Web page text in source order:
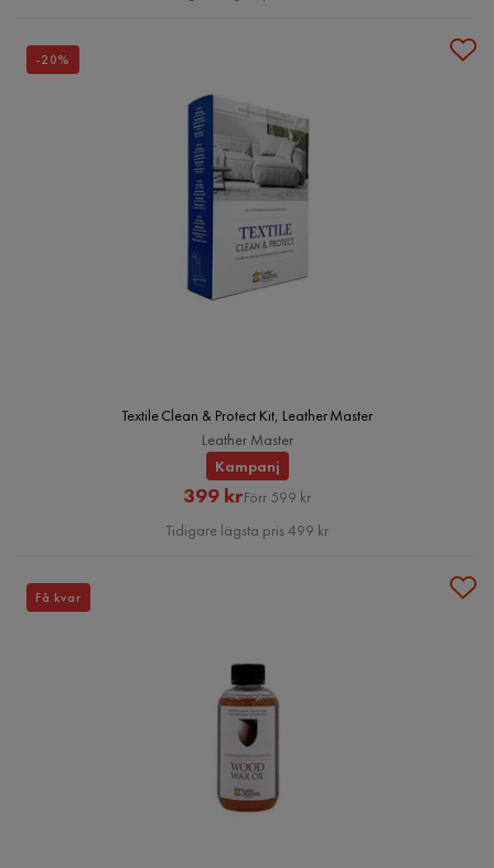
Textile Clean & Protect Kit, Leather Master
Leather Master
Kampanj
Rabatterat
Pris
399 krOriginal
Pris
Förr 599 kr
Tidigare lägsta pris 499 kr
-20%
Få kvar